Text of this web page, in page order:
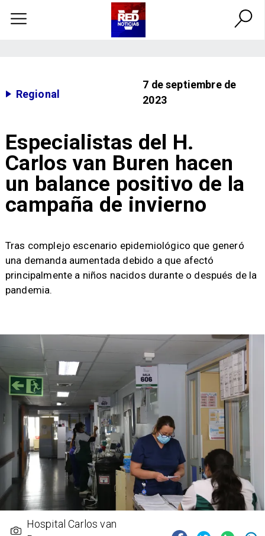
Regional
7 de septiembre de
2023
Especialistas del H.
Carlos van Buren hacen
un balance positivo de la
campaña de invierno
Tras complejo escenario epidemiológico que generó
una demanda aumentada debido a que afectó
principalmente a niños nacidos durante o después de la
pandemia.
Hospital Carlos van